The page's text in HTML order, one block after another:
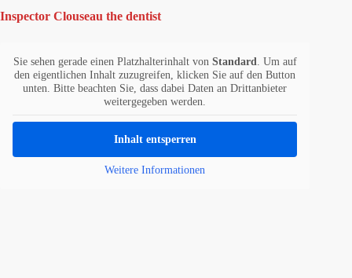
Inspector Clouseau the dentist
Sie sehen gerade einen Platzhalterinhalt von Standard
. Um auf
den eigentlichen Inhalt zuzugreifen, klicken Sie auf den Button
unten. Bitte beachten Sie, dass dabei Daten an Drittanbieter
weitergegeben werden.
Inhalt entsperren
Weitere Informationen